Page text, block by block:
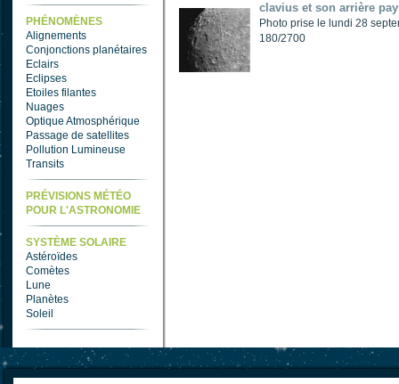
PHÉNOMÈNES
Alignements
Conjonctions planétaires
Eclairs
Eclipses
Etoiles filantes
Nuages
Optique Atmosphérique
Passage de satellites
Pollution Lumineuse
Transits
PRÉVISIONS MÉTÉO
POUR L'ASTRONOMIE
SYSTÈME SOLAIRE
Astéroïdes
Comètes
Lune
Planètes
Soleil
clavius et son arrière
Photo prise le lundi 28
180/2700